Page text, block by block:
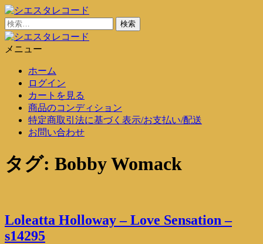
コ
ン
テ
ン
シエスタレコード
中古レコード通販
検
索:
メニュー
ホーム
ログイン
カートを見る
商品のコンディション
特定商取引法に基づく表示/お支払い/配送
お問い合わせ
タグ: Bobby Womack
Loleatta Holloway – Love Sensation –
s14295